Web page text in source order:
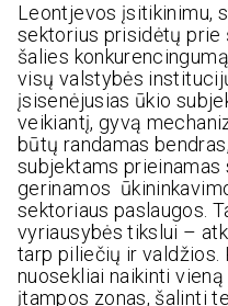
Leontjevos įsitikinimu,
sektorius prisidėtų prie
šalies
visų valstybės
įsisenėjusias ūkio
veikiantį, gyvą
būtų randamas
subjektams
gerinamos
sektoriaus paslaugos.
vyriausybės tikslui –
tarp piliečių ir valdžios.
nuosekliai naikinti
įtampos zonas, šalinti